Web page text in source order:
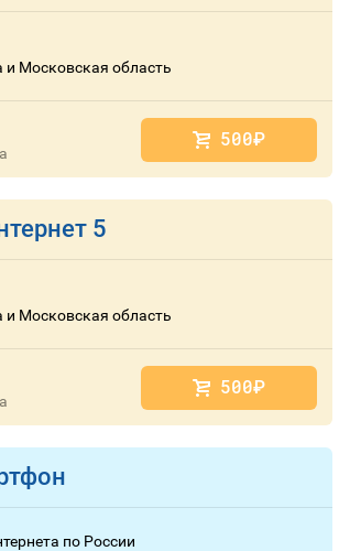
и Московская область
500руб.
5
и Московская область
500руб.
по России